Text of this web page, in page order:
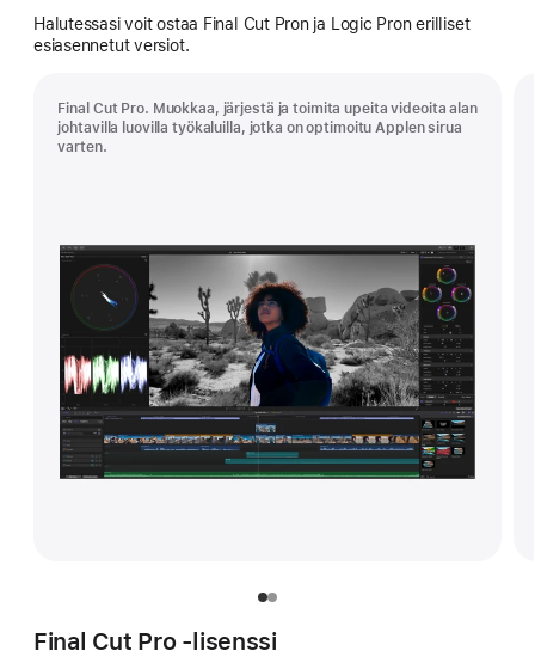
Halutessasi voit ostaa Final Cut Pron ja Logic Pron erilliset
esiasennetut versiot.
Final Cut Pro. Muokkaa, järjestä ja toimita upeita videoita alan
johtavilla luovilla työkaluilla, jotka on optimoitu Applen sirua
varten.
Final Cut Pro ‑lisenssi